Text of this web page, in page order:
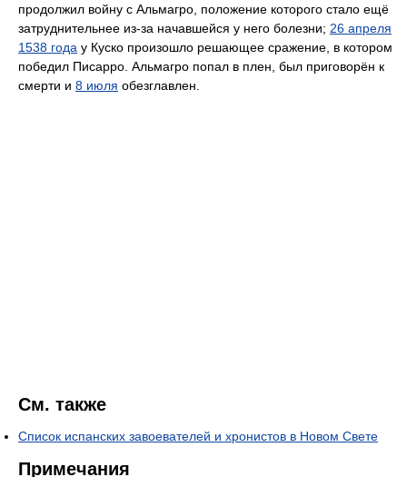
продолжил войну с Альмагро, положение которого стало ещё
затруднительнее из-за начавшейся у него болезни; 26 апреля
1538 года у Куско произошло решающее сражение, в котором
победил Писарро. Альмагро попал в плен, был приговорён к
смерти и 8 июля обезглавлен.
См. также
Список испанских завоевателей и хронистов в Новом Свете
Примечания